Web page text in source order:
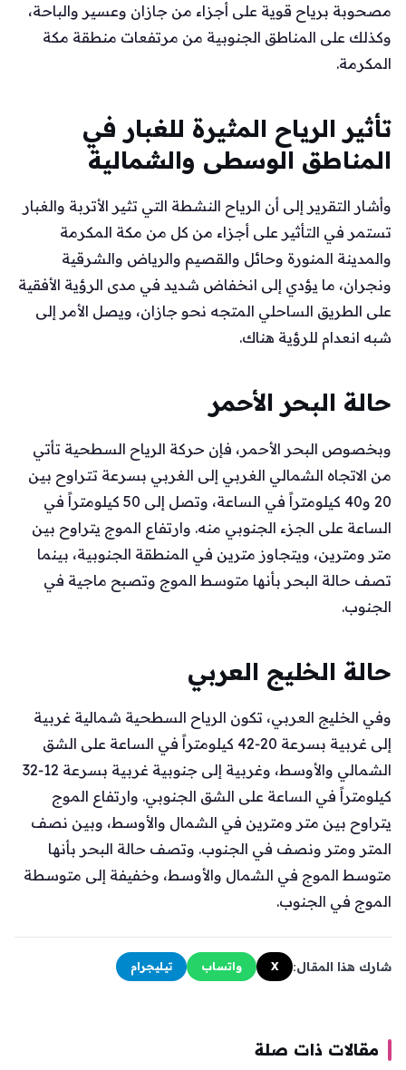
مصحوبة برياح قوية على أجزاء من جازان وعسير والباحة،
وكذلك على المناطق الجنوبية من مرتفعات منطقة مكة
المكرمة.
تأثير الرياح المثيرة للغبار في
المناطق الوسطى والشمالية
وأشار التقرير إلى أن الرياح النشطة التي تثير الأتربة والغبار
تستمر في التأثير على أجزاء من كل من مكة المكرمة
والمدينة المنورة وحائل والقصيم والرياض والشرقية
ونجران، ما يؤدي إلى انخفاض شديد في مدى الرؤية الأفقية
على الطريق الساحلي المتجه نحو جازان، ويصل الأمر إلى
شبه انعدام للرؤية هناك.
حالة البحر الأحمر
وبخصوص البحر الأحمر، فإن حركة الرياح السطحية تأتي
من الاتجاه الشمالي الغربي إلى الغربي بسرعة تتراوح بين
20 و40 كيلومتراً في الساعة، وتصل إلى 50 كيلومتراً في
الساعة على الجزء الجنوبي منه. وارتفاع الموج يتراوح بين
متر ومترين، ويتجاوز مترين في المنطقة الجنوبية، بينما
تصف حالة البحر بأنها متوسط الموج وتصبح ماجية في
الجنوب.
حالة الخليج العربي
وفي الخليج العربي، تكون الرياح السطحية شمالية غربية
إلى غربية بسرعة 20‑42 كيلومتراً في الساعة على الشق
الشمالي والأوسط، وغربية إلى جنوبية غربية بسرعة 12‑32
كيلومتراً في الساعة على الشق الجنوبي. وارتفاع الموج
يتراوح بين متر ومترين في الشمال والأوسط، وبين نصف
المتر ومتر ونصف في الجنوب. وتصف حالة البحر بأنها
متوسط الموج في الشمال والأوسط، وخفيفة إلى متوسطة
الموج في الجنوب.
شارك هذا المقال: X واتساب تيليجرام
مقالات ذات صلة